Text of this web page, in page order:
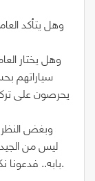
وهل يتأكد
وهل يختار
سياراتهم
يحرصون على
وبغض
ليس من
بابه.. فدعونا نكون ممن يرى الرأي لغيره ويراهُ قبل ذلك لنفسه.